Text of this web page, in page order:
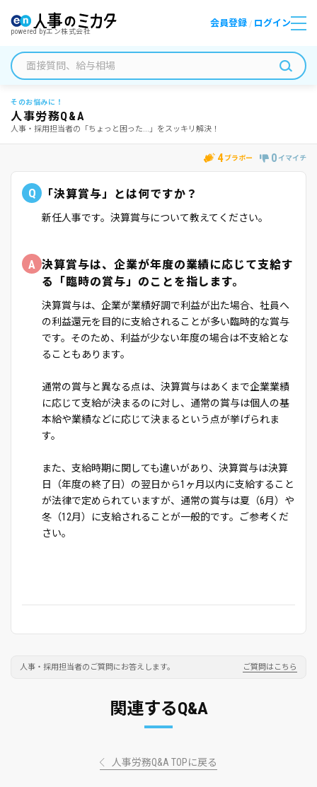
powered byエン株式会社
会員登録 / ログイン
そのお悩みに！
人事労務Q&A
人事・採用担当者の「ちょっと困った...」をスッキリ解決！
4 ブラボー 0 イマイチ
Q 「決算賞与」とは何ですか？
新任人事です。決算賞与について教えてください。
A 決算賞与は、企業が年度の業績に応じて支給す
る「臨時の賞与」のことを指します。
決算賞与は、企業が業績好調で利益が出た場合、社員へ
の利益還元を目的に支給されることが多い臨時的な賞与
です。そのため、利益が少ない年度の場合は不支給とな
ることもあります。
通常の賞与と異なる点は、決算賞与はあくまで企業業績
に応じて支給が決まるのに対し、通常の賞与は個人の基
本給や業績などに応じて決まるという点が挙げられま
す。
また、支給時期に関しても違いがあり、決算賞与は決算
日（年度の終了日）の翌日から1ヶ月以内に支給すること
が法律で定められていますが、通常の賞与は夏（6月）や
冬（12月）に支給されることが一般的です。ご参考くだ
さい。
人事・採用担当者のご質問にお答えします。 ご質問はこちら
関連するQ&A
人事労務Q&A TOPに戻る